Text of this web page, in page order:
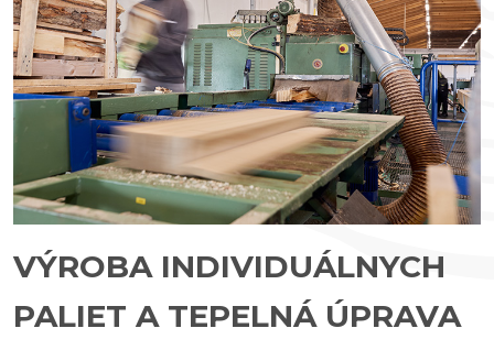
VÝROBA INDIVIDUÁLNYCH
PALIET A TEPELNÁ ÚPRAVA